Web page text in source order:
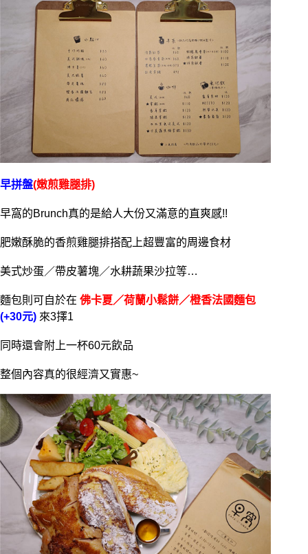
早拼盤(嫩煎雞腿排)
早窩的Brunch真的是給人大份又滿意的直爽感!!
肥嫩酥脆的香煎雞腿排搭配上超豐富的周邊食材
美式炒蛋／帶皮薯塊／水耕蔬果沙拉等…
麵包則可自於在 佛卡夏／荷蘭小鬆餅／橙香法國麵包
(+30元) 來3擇1
同時還會附上一杯60元飲品
整個內容真的很經濟又實惠~